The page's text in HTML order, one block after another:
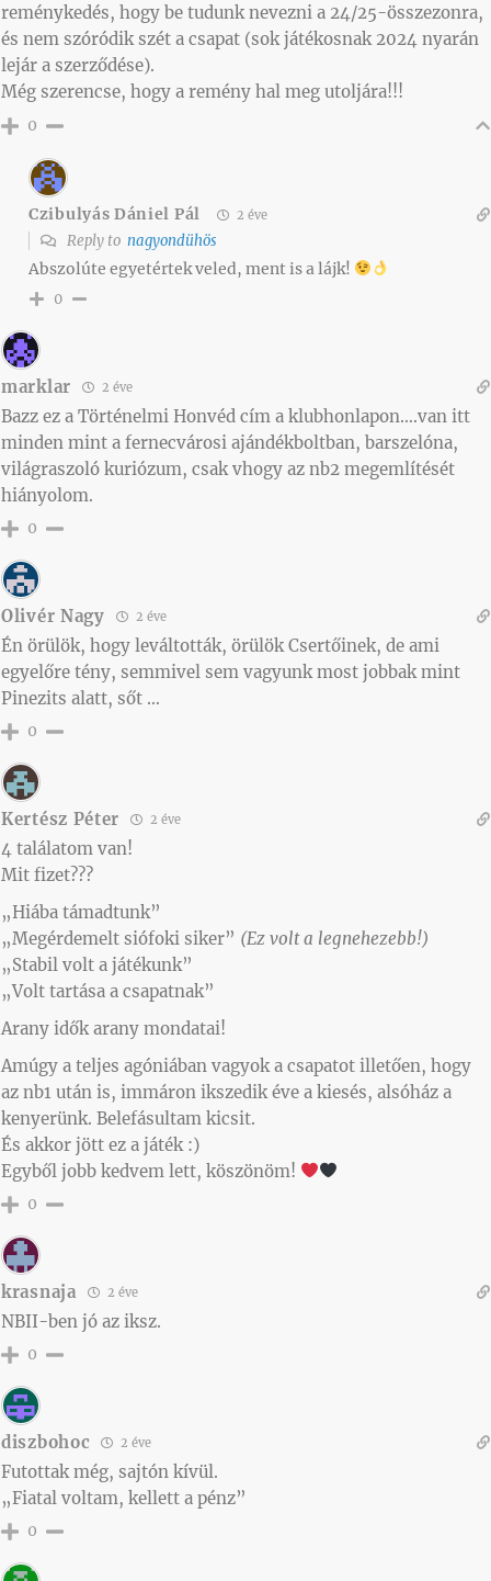
reménykedés, hogy be tudunk nevezni a 24/25-összezonra,
és nem szóródik szét a csapat (sok játékosnak 2024 nyarán
lejár a szerződése).
Még szerencse, hogy a remény hal meg utoljára!!!
0
Czibulyás Dániel Pál 2 éve
Reply to nagyondühös
Abszolúte egyetértek veled, ment is a lájk!
0
marklar 2 éve
Bazz ez a Történelmi Honvéd cím a klubhonlapon….van itt
minden mint a fernecvárosi ajándékboltban, barszelóna,
világraszoló kuriózum, csak vhogy az nb2 megemlítését
hiányolom.
0
Olivér Nagy 2 éve
Én örülök, hogy leváltották, örülök Csertőinek, de ami
egyelőre tény, semmivel sem vagyunk most jobbak mint
Pinezits alatt, sőt …
0
Kertész Péter 2 éve
4 találatom van!
Mit fizet???
„Hiába támadtunk”
„Megérdemelt siófoki siker” (Ez volt a legnehezebb!)
„Stabil volt a játékunk”
„Volt tartása a csapatnak”
Arany idők arany mondatai!
Amúgy a teljes agóniában vagyok a csapatot illetően, hogy
az nb1 után is, immáron ikszedik éve a kiesés, alsóház a
kenyerünk. Belefásultam kicsit.
És akkor jött ez a játék :)
Egyből jobb kedvem lett, köszönöm!
0
krasnaja 2 éve
NBII-ben jó az iksz.
0
diszbohoc 2 éve
Futottak még, sajtón kívül.
„Fiatal voltam, kellett a pénz”
0